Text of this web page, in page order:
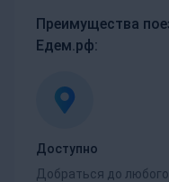
Преимущества
Едем.рф:
Доступно
Добраться до